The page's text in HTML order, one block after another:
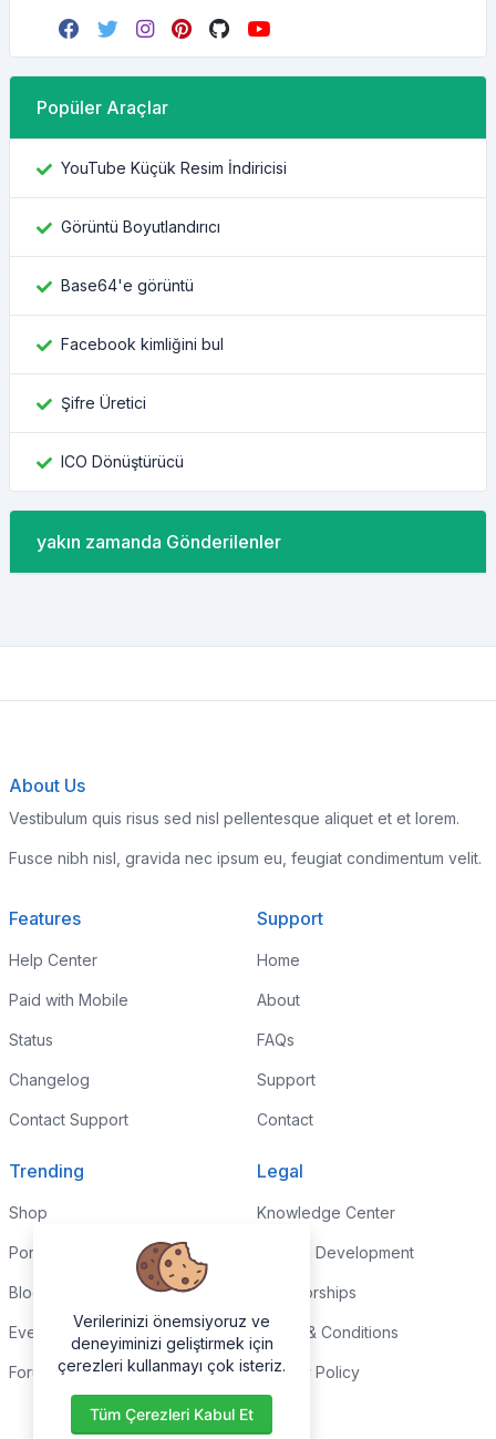
Popüler Araçlar
YouTube Küçük Resim İndiricisi
Görüntü Boyutlandırıcı
Base64'e görüntü
Facebook kimliğini bul
Şifre Üretici
ICO Dönüştürücü
yakın zamanda Gönderilenler
About Us
Vestibulum quis risus sed nisl pellentesque aliquet et et lorem.
Fusce nibh nisl, gravida nec ipsum eu, feugiat condimentum velit.
Features
Help Center
Paid with Mobile
Status
Changelog
Contact Support
Support
Home
About
FAQs
Support
Contact
Trending
Shop
Portfolio
Blog
Events
Forums
Legal
Knowledge Center
Custom Development
Sponsorships
Terms & Conditions
Privacy Policy
Verilerinizi önemsiyoruz ve
deneyiminizi geliştirmek için
çerezleri kullanmayı çok isteriz.
Tüm Çerezleri Kabul Et